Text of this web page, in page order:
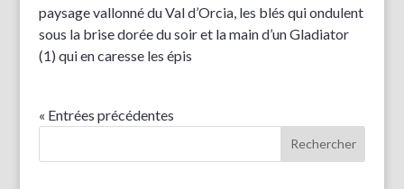
paysage vallonné du Val d’Orcia, les blés qui ondulent
sous la brise dorée du soir et la main d’un Gladiator
(1) qui en caresse les épis
« Entrées précédentes